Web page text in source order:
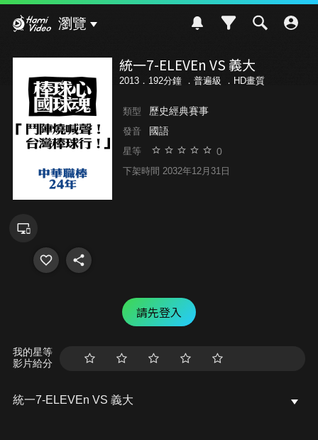
瀏覽
統一7-ELEVEn VS 義大
2013．192分鐘 ． 普遍級 ．HD畫質
類型 歷史經典賽事
發音 國語
星等 0
下架時間 2032年12月31日
請先登入
我的星等
影片給分
統一7-ELEVEn VS 義大